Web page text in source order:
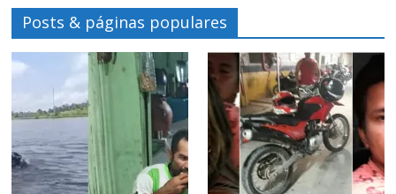
Posts & páginas populares